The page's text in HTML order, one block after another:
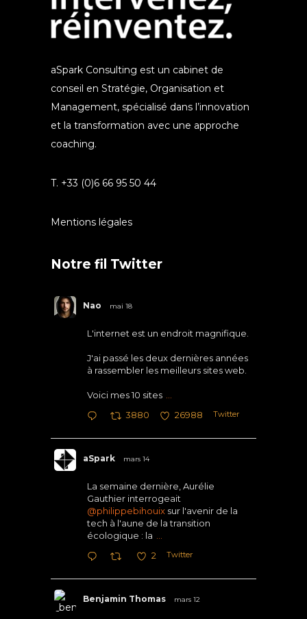
aSpark Consulting est un cabinet de
conseil en Stratégie, Organisation et
Management, spécialisé dans l’innovation
et la transformation avec une approche
coaching.
T. +33 (0)6 66 95 50 44
Mentions légales
Notre fil Twitter
Nao mai 18
L'internet est un endroit magnifique.
J'ai passé les deux dernières années
à rassembler les meilleurs sites web.
Voici mes 10 sites
3880 26988 Twitter
aSpark mars 14
La semaine dernière, Aurélie
Gauthier interrogeait
@philippebihouix sur l'avenir de la
tech à l'aune de la transition
écologique : la
2 Twitter
Benjamin Thomas mars 12